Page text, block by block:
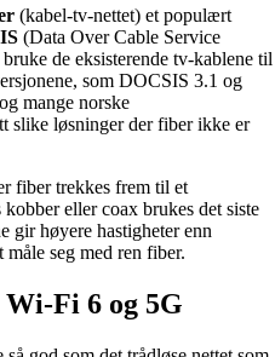
(kabel-tv-nettet) et populært
(Data Over Cable Service
de eksisterende tv-kablene til
som DOCSIS 3.1 og
mange norske
slike løsninger der fiber ikke er
fiber trekkes frem til et
eller coax brukes det siste
gir høyere hastigheter enn
seg med ren fiber.
Fi 6 og 5G